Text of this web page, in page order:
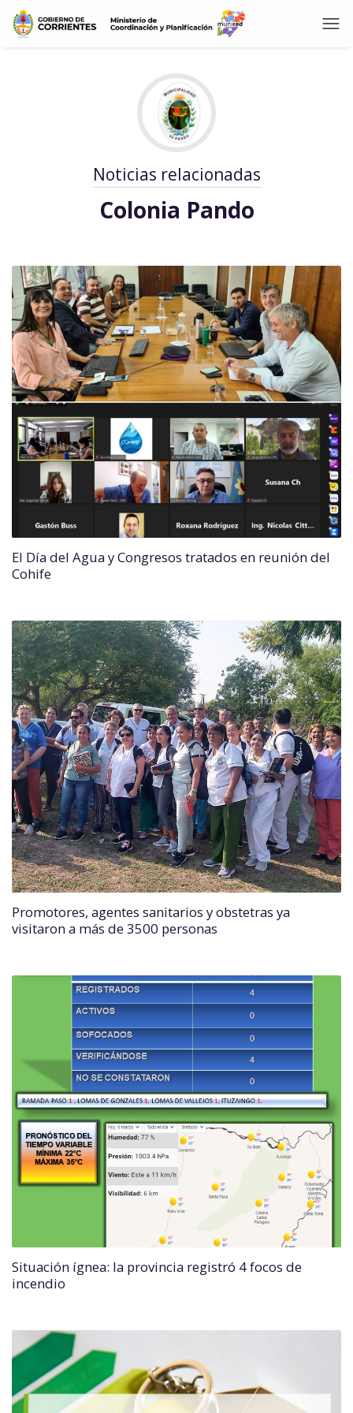
Noticias relacionadas
Colonia Pando
El Día del Agua y Congresos tratados en reunión del
Cohife
Promotores, agentes sanitarios y obstetras ya
visitaron a más de 3500 personas
Situación ígnea: la provincia registró 4 focos de
incendio